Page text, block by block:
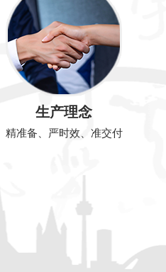
生产理念
精准备、严时效、准交付